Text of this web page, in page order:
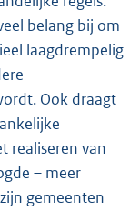
belang bij om
laagdrempelig
Ook draagt
realiseren van
– meer
gemeenten